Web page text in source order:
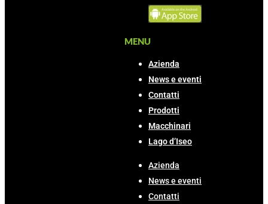
MENU
Azienda
News e eventi
Contatti
Prodotti
Macchinari
Lago d’Iseo
Azienda
News e eventi
Contatti